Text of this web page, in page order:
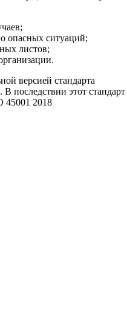
опасных ситуаций;
листов;
версией стандарта
последствии этот стандарт
45001 2018